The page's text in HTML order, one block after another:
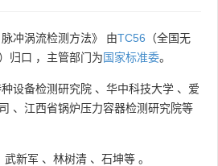
冲涡流检测方法》 由TC56 （全国无
归口 ，主管部门为国家标准委。
设备检测研究院 、 华中科技大学 、 爱
、 江西省锅炉压力容器检测研究院等
武新军 、 林树清 、 石坤等 。